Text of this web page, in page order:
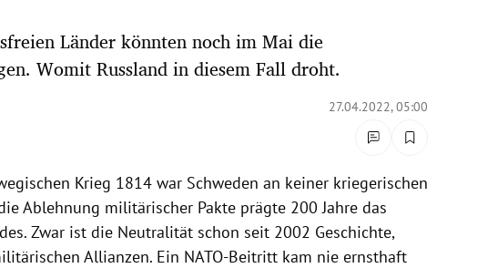
Länder könnten noch im Mai die
Womit Russland in diesem Fall droht.
27.04.2022, 05:00
Krieg 1814 war Schweden an keiner kriegerischen
Ablehnung militärischer Pakte prägte 200 Jahre das
Zwar ist die Neutralität schon seit 2002 Geschichte,
Allianzen. Ein NATO-Beitritt kam nie ernsthaft